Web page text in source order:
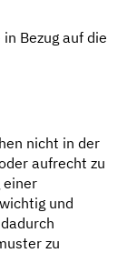
Bezug auf die
nicht in der
aufrecht zu
einer
und
zu